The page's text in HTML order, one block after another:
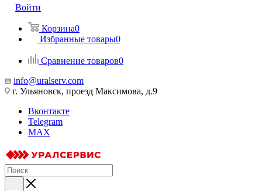
Войти
Корзина0
Избранные товары0
Сравнение товаров0
info@uralserv.com
г. Ульяновск, проезд Максимова, д.9
Вконтакте
Telegram
MAX